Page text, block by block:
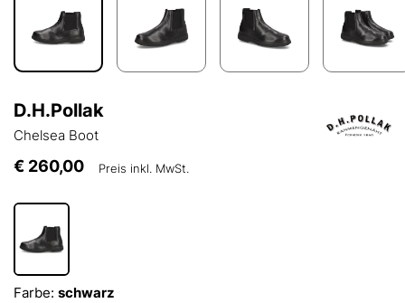
D.H.Pollak
Chelsea Boot
€ 260,00 Preis inkl. MwSt.
Farbe: schwarz